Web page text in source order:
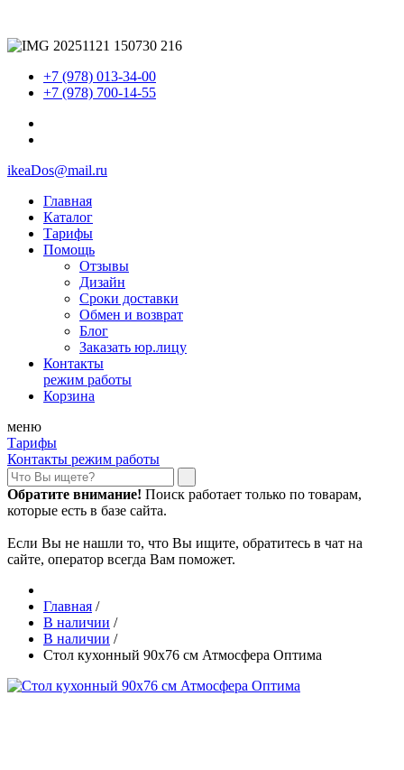
+7 (978) 013-34-00
+7 (978) 700-14-55
ikeaDos@mail.ru
Главная
Каталог
Тарифы
Помощь
Отзывы
Дизайн
Сроки доставки
Обмен и возврат
Блог
Заказать юр.лицу
Контакты
режим работы
Корзина
меню
Тарифы
Контакты режим работы
Обратите внимание! Поиск работает только по товарам,
которые есть в базе сайта.
Если Вы не нашли то, что Вы ищите, обратитесь в чат на
сайте, оператор всегда Вам поможет.
Главная /
В наличии /
В наличии /
Стол кухонный 90х76 см Атмосфера Оптима